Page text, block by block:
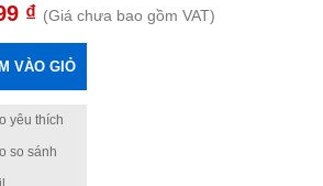
₫ (Giá chưa bao gồm VAT)
VÀO GIỎ
yêu thích
so sánh